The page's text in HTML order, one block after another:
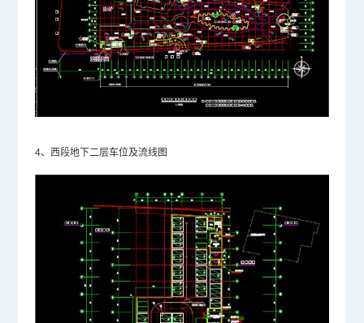
4、西段地下二层车位及流线图